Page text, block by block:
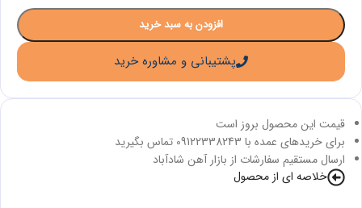
قیمت این محصول بروز است
برای خریدهای عمده با 09122338243 تماس بگیرید
ارسال مستقیم سفارشات از بازار آهن شادآباد
خلاصه ای از محصول
افزودن به سبد خرید
پشتیبانی و مشاوره خرید